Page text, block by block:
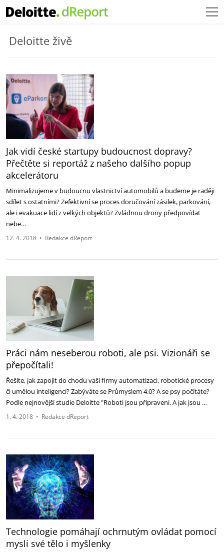
Deloitte živě
Jak vidí české startupy budoucnost dopravy?
Přečtěte si reportáž z našeho dalšího popup
akcelerátoru
Minimalizujeme v budoucnu vlastnictví automobilů a budeme je raději
sdílet s ostatními? Zefektivní se proces doručování zásilek, parkování,
ale i evakuace lidí z velkých objektů? Zvládnou drony předpovídat
nebe…
12. 4. 2018 • Redakce dReport
Práci nám neseberou roboti, ale psi. Vizionáři se
přepočítali!
Řešíte, jak zapojit do chodu vaší firmy automatizaci, robotické procesy
či umělou inteligenci? Zabýváte se Průmyslem 4.0? A se psy počítáte?
Podle nejnovější studie Deloitte "Roboti jsou připraveni. A jak jsou …
1. 4. 2018 • Redakce dReport
Technologie pomáhají ochrnutým ovládat pomocí
mysli své tělo i myšlenky